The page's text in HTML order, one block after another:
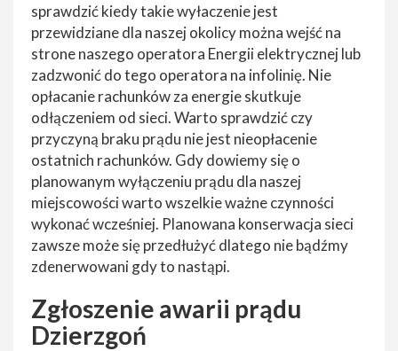
sprawdzić kiedy takie wyłaczenie jest
przewidziane dla naszej okolicy można wejść na
strone naszego operatora Energii elektrycznej lub
zadzwonić do tego operatora na infolinię. Nie
opłacanie rachunków za energie skutkuje
odłączeniem od sieci. Warto sprawdzić czy
przyczyną braku prądu nie jest nieopłacenie
ostatnich rachunków. Gdy dowiemy się o
planowanym wyłączeniu prądu dla naszej
miejscowości warto wszelkie ważne czynności
wykonać wcześniej. Planowana konserwacja sieci
zawsze może się przedłużyć dlatego nie bądźmy
zdenerwowani gdy to nastąpi.
Zgłoszenie awarii prądu
Dzierzgoń